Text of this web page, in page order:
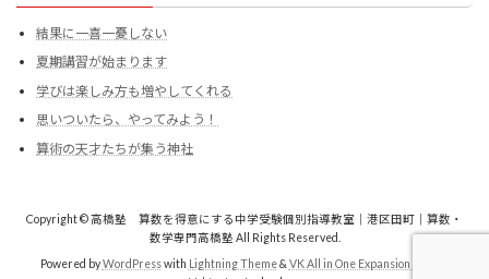
結果に一喜一憂しない
夏期講習が始まります
学びは楽しみ方も増やしてくれる
思いついたら、やってみよう！
算術の天才たちが集う神社
Copyright © 高橋塾 算数を得意にする中学受験個別指導教室｜港区田町｜算数・
数学専門高橋塾 All Rights Reserved.
Powered byWordPresswith Lightning Theme& VK All in One Expansion Unit